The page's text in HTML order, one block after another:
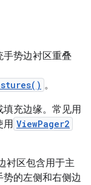
势边衬区重叠
。
充边缘。常见用
用 ViewPager2
衬区包含用于主
的左侧和右侧边